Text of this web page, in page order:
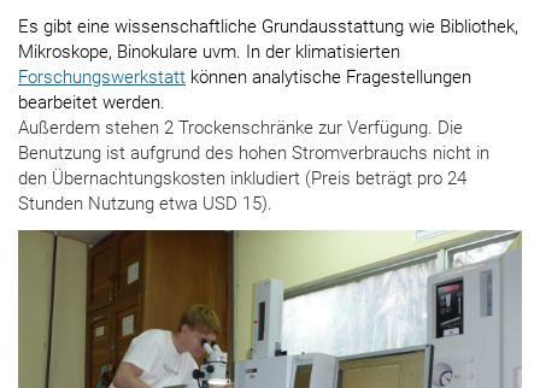
Es gibt eine wissenschaftliche Grundausstattung wie Bibliothek,
Mikroskope, Binokulare uvm. In der klimatisierten
Forschungswerkstatt können analytische Fragestellungen
bearbeitet werden.
Außerdem stehen 2 Trockenschränke zur Verfügung. Die
Benutzung ist aufgrund des hohen Stromverbrauchs nicht in
den Übernachtungskosten inkludiert (Preis beträgt pro 24
Stunden Nutzung etwa USD 15).